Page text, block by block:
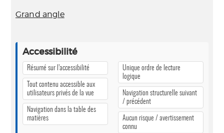
Grand angle
Accessibilité
Résumé sur l’accessibilité
Tout contenu accessible aux
utilisateurs privés de la vue
Navigation dans la table des
matières
Unique ordre de lecture
logique
Navigation structurelle suivant
/ précédent
Aucun risque / avertissement
connu